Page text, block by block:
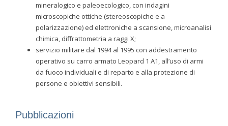
mineralogico e paleoecologico, con indagini
microscopiche ottiche (stereoscopiche e a
polarizzazione) ed elettroniche a scansione, microanalisi
chimica, diffrattometria a raggi X;
servizio militare dal 1994 al 1995 con addestramento
operativo su carro armato Leopard 1 A1, all’uso di armi
da fuoco individuali e di reparto e alla protezione di
persone e obiettivi sensibili.
Pubblicazioni